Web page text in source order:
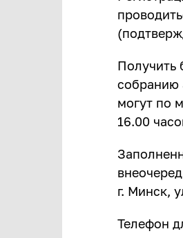
Получить
собранию
могут по
16.00
г. Минск,
Телефон